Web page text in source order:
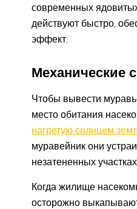
современных
действуют быстро,
эффект.
Механические
Чтобы вывести
место обитания
нагретую солнцем
муравейник они
незатененных
Когда жилище
осторожно